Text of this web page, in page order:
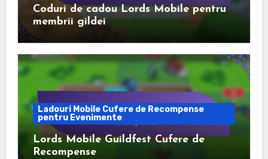
Coduri de cadou Lords Mobile pentru
membrii gildei
Ladouri Mobile Cufere de Recompense
pentru Evenimente
Lords Mobile Guildfest Cufere de
Recompense